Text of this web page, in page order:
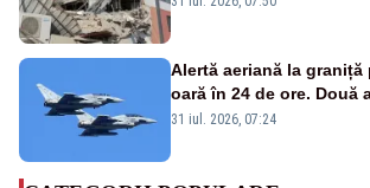
Alertă aeriană la graniță
oară în 24 de ore. Două
Eurofighter britanice au
31 iul. 2026, 07:24